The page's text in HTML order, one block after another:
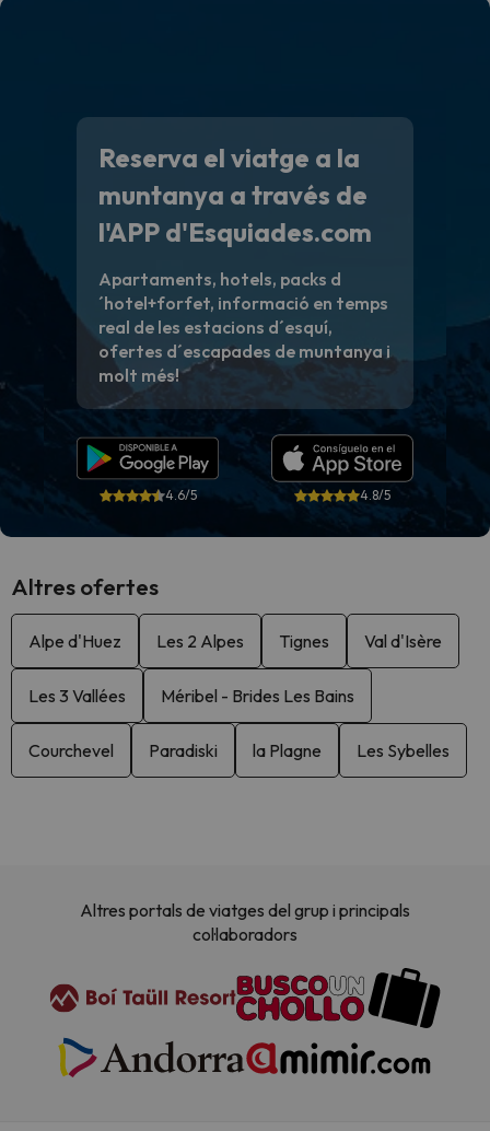
Reserva el viatge a la
muntanya a través de
l'APP d'Esquiades.com
Apartaments, hotels, packs d
´hotel+forfet, informació en temps
real de les estacions d´esquí,
ofertes d´escapades de muntanya i
molt més!
4.6/5 4.8/5
Altres ofertes
Alpe d'Huez Les 2 Alpes Tignes Val d'Isère
Les 3 Vallées Méribel - Brides Les Bains
Courchevel Paradiski la Plagne Les Sybelles
Altres portals de viatges del grup i principals
col·laboradors